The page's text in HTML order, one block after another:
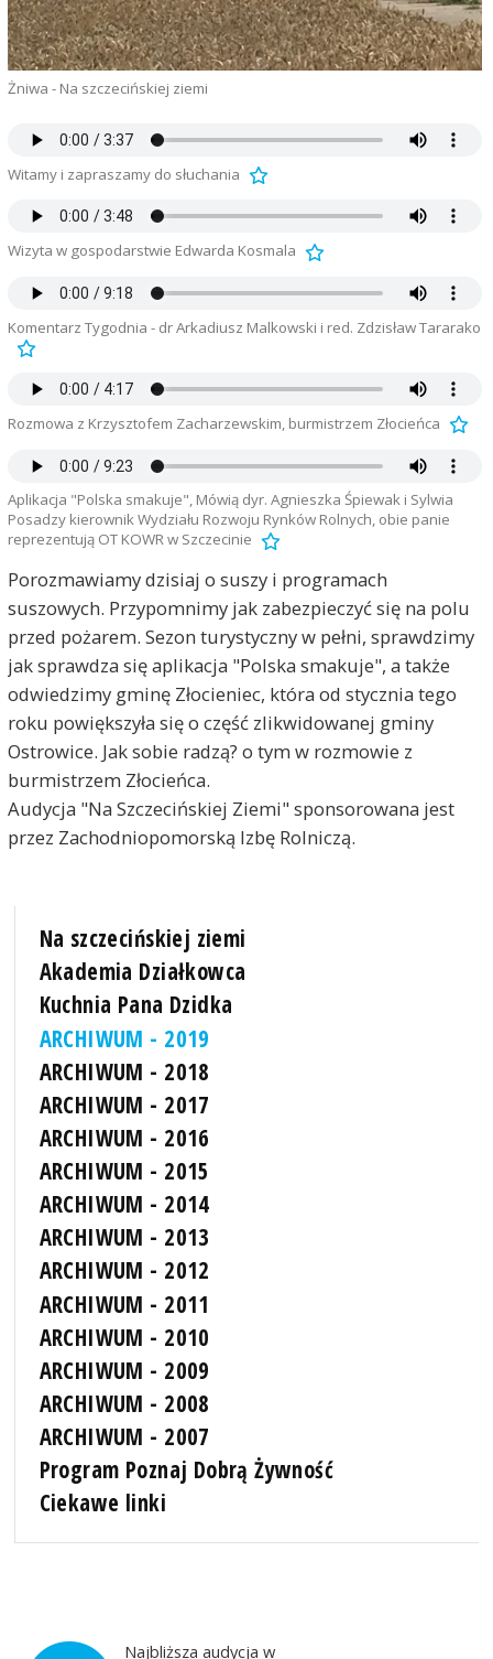
Żniwa - Na szczecińskiej ziemi
Witamy i zapraszamy do słuchania
Wizyta w gospodarstwie Edwarda Kosmala
Komentarz Tygodnia - dr Arkadiusz Malkowski i red. Zdzisław Tararako
Rozmowa z Krzysztofem Zacharzewskim, burmistrzem Złocieńca
Aplikacja "Polska smakuje", Mówią dyr. Agnieszka Śpiewak i Sylwia
Posadzy kierownik Wydziału Rozwoju Rynków Rolnych, obie panie
reprezentują OT KOWR w Szczecinie
Porozmawiamy dzisiaj o suszy i programach
suszowych. Przypomnimy jak zabezpieczyć się na polu
przed pożarem. Sezon turystyczny w pełni, sprawdzimy
jak sprawdza się aplikacja "Polska smakuje", a także
odwiedzimy gminę Złocieniec, która od stycznia tego
roku powiększyła się o część zlikwidowanej gminy
Ostrowice. Jak sobie radzą? o tym w rozmowie z
burmistrzem Złocieńca.
Audycja "Na Szczecińskiej Ziemi" sponsorowana jest
przez Zachodniopomorską Izbę Rolniczą.
Na szczecińskiej ziemi
Akademia Działkowca
Kuchnia Pana Dzidka
ARCHIWUM - 2019
ARCHIWUM - 2018
ARCHIWUM - 2017
ARCHIWUM - 2016
ARCHIWUM - 2015
ARCHIWUM - 2014
ARCHIWUM - 2013
ARCHIWUM - 2012
ARCHIWUM - 2011
ARCHIWUM - 2010
ARCHIWUM - 2009
ARCHIWUM - 2008
ARCHIWUM - 2007
Program Poznaj Dobrą Żywność
Ciekawe linki
Najbliższa audycja w